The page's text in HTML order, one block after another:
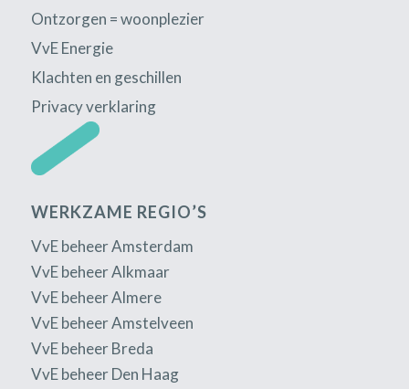
Ontzorgen = woonplezier
VvE Energie
Klachten en geschillen
Privacy verklaring
WERKZAME REGIO’S
VvE beheer Amsterdam
VvE beheer Alkmaar
VvE beheer Almere
VvE beheer Amstelveen
VvE beheer Breda
VvE beheer Den Haag